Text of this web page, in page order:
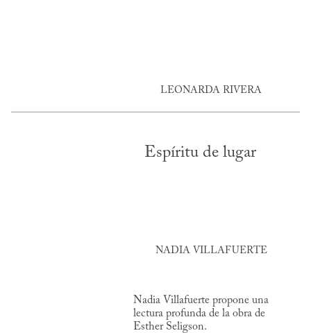
LEONARDA RIVERA
Espíritu de lugar
NADIA VILLAFUERTE
Nadia Villafuerte propone una
lectura profunda de la obra de
Esther Seligson.